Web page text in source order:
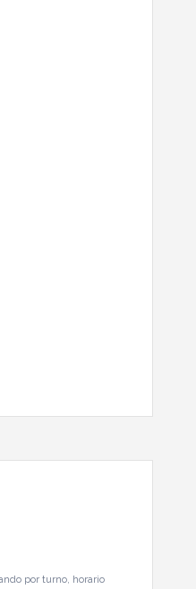
por turno, horario